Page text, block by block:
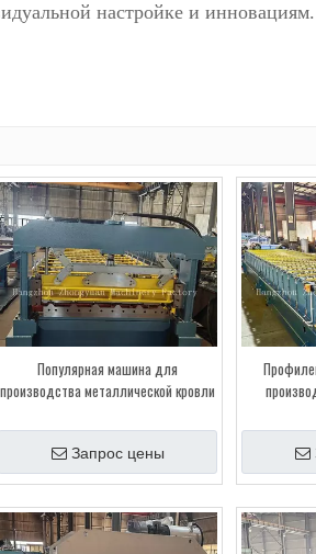
настройке и
Популярная машина для
производства металлической кровли
Запрос цены